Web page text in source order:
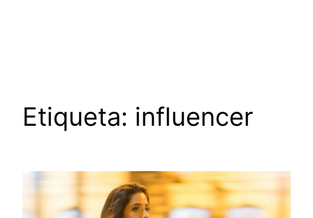
Etiqueta: influencer